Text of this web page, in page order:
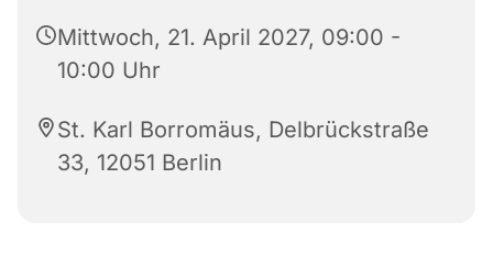
Mittwoch, 21. April 2027, 09:00 -
10:00 Uhr
St. Karl Borromäus, Delbrückstraße
33, 12051 Berlin